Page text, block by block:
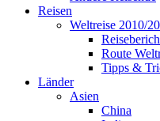
Reisen
Weltreise 2010/
Route
Tipps &
Länder
Asien
China